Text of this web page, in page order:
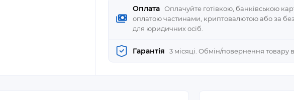
Оплата Оплачуйте готівкою, банківською
оплатою частинами, криптовалютою або за
для юридичних осіб.
Гарантія 3 місяці. Обмін/повернення товару